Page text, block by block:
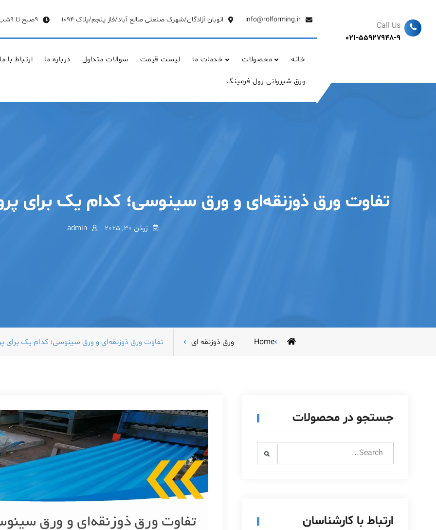
content
info@rolforming.ir اتوبان آزادگان/شهرک صنعتی صالح آباد/فاز پنجم/پلاک 1094 9صبح تا 9شب
خانه محصولات خدمات ما لیست قیمت سوالات متداول درباره ما ارتباط با ما
ورق شیروانی-رول فرمینگ
Call Us
021-55927948-9
تفاوت ورق ذوزنقه‌ای و ورق سینوسی؛ کدام یک برای
ژوئن 30, 2025 admin
Home ورق ذوزنقه ای تفاوت ورق ذوزنقه‌ای و ورق سینوسی؛ کدام یک برای
جستجو در محصولات
Search
ارتباط با کارشناسان